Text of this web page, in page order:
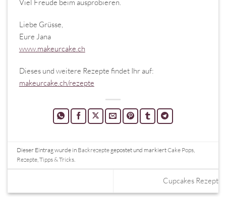
Viel Freude beim ausprobieren.
Liebe Grüsse,
Eure Jana
www.makeurcake.ch
Dieses und weitere Rezepte findet Ihr auf:
makeurcake.ch/rezepte
Dieser Eintrag wurde in Backrezepte gepostet und markiertCake Pops,
Rezepte,Tipps & Tricks.
Cupcakes Rezept